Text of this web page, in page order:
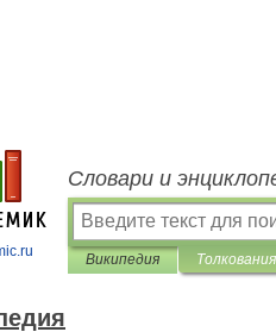
Словари и
Википедия Толкования